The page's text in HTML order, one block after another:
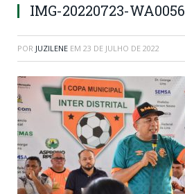
IMG-20220723-WA0056
POR JUZILENE EM 23 DE JULHO DE 2022